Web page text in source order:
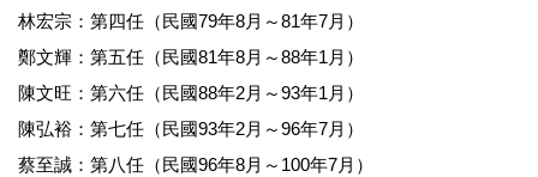
林宏宗：第四任（民國79年8月～81年7月）
鄭文輝：第五任（民國81年8月～88年1月）
陳文旺：第六任（民國88年2月～93年1月）
陳弘裕：第七任（民國93年2月～96年7月）
蔡至誠：第八任（民國96年8月～100年7月）